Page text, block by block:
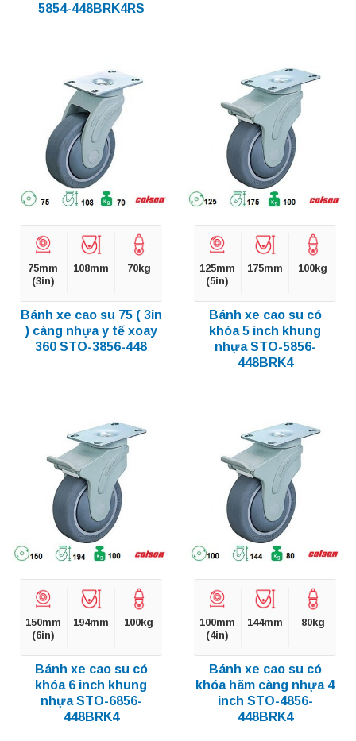
5854-448BRK4RS
75mm
(3in)
108mm 70kg
Bánh xe cao su 75 ( 3in
) càng nhựa y tế xoay
360 STO-3856-448
125mm
(5in)
175mm 100kg
Bánh xe cao su có
khóa 5 inch khung
nhựa STO-5856-
448BRK4
150mm
(6in)
194mm 100kg
Bánh xe cao su có
khóa 6 inch khung
nhựa STO-6856-
448BRK4
100mm
(4in)
144mm 80kg
Bánh xe cao su có
khóa hãm càng nhựa 4
inch STO-4856-
448BRK4